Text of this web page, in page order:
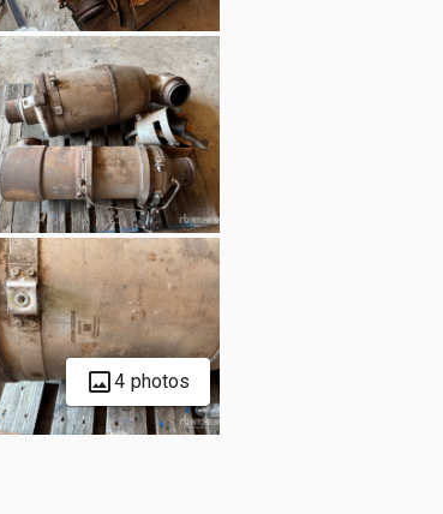
4 photos